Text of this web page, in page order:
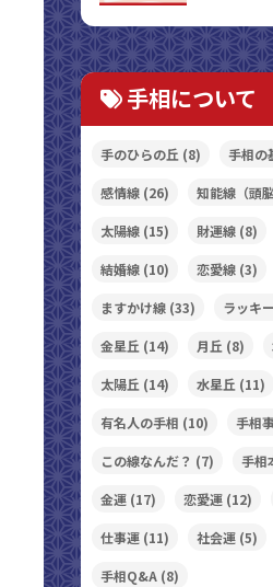
手相について
手のひらの丘 (8) 手相の
感情線 (26) 知能線（頭脳
太陽線 (15) 財運線 (8)
結婚線 (10) 恋愛線 (3)
ますかけ線 (33) ラッキ
金星丘 (14) 月丘 (8)
太陽丘 (14) 水星丘 (11)
有名人の手相 (10) 手相
この線なんだ？ (7) 手相
金運 (17) 恋愛運 (12)
仕事運 (11) 社会運 (5)
手相Q&A (8)